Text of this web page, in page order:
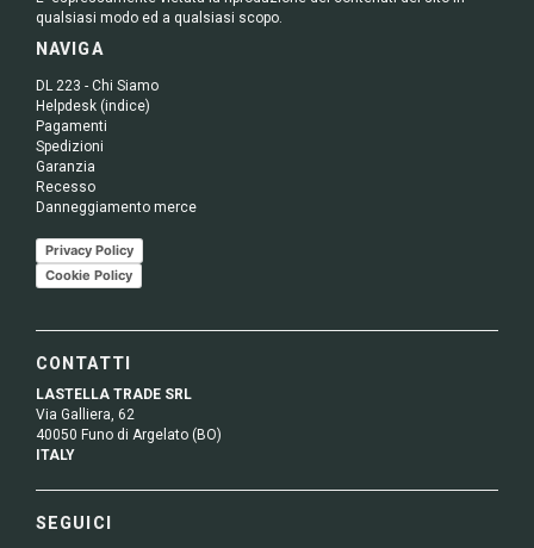
qualsiasi modo ed a qualsiasi scopo.
NAVIGA
DL 223 - Chi Siamo
Helpdesk (indice)
Pagamenti
Spedizioni
Garanzia
Recesso
Danneggiamento merce
Privacy Policy
Cookie Policy
CONTATTI
LASTELLA TRADE SRL
Via Galliera, 62
40050 Funo di Argelato (BO)
ITALY
SEGUICI